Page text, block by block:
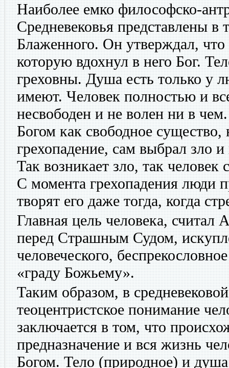
Наиболее емко философско-
Средневековья представлены в
Блаженного. Он утверждал,
которую вдохнул в него Бог.
греховны. Душа есть только у
имеют. Человек полностью и
несвободен и не волен ни в
Богом как свободное
грехопадение, сам выбрал зло
Так возникает зло, так
С момента грехопадения люди
творят его даже тогда, когда
Главная цель человека, считал
перед Страшным Судом,
человеческого,
«граду Божьему».
Таким образом, в
теоцентристское понимание
заключается в том, что
предназначение и вся жизнь
Богом. Тело (природное) и